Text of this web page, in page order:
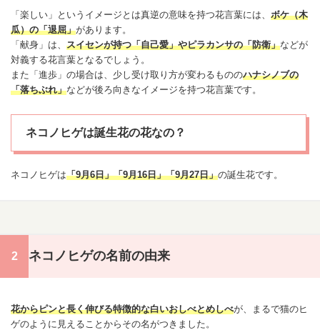
「楽しい」というイメージとは真逆の意味を持つ花言葉には、 ボケ（木
瓜）の「退屈」があります。
「献身」は、 スイセンが持つ「自己愛」やピラカンサの「防衛」などが
対義する花言葉となるでしょう。
また「進歩」の場合は、少し受け取り方が変わるもののハナシノブの
「落ちぶれ」などが後ろ向きなイメージを持つ花言葉です。
ネコノヒゲは誕生花の花なの？
ネコノヒゲは「9月6日」「9月16日」「9月27日」の誕生花です。
ネコノヒゲの名前の由来
花からピンと長く伸びる特徴的な白いおしべとめしべが、まるで猫のヒ
ゲのように見えることからその名がつきました。